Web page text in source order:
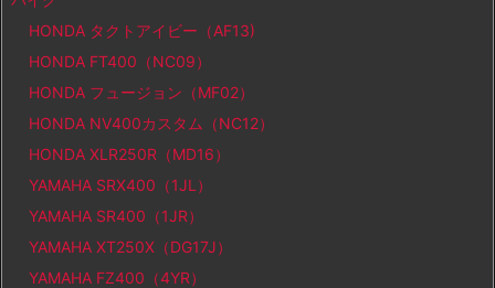
HONDA タクトアイビー（AF13)
HONDA FT400（NC09）
HONDA フュージョン（MF02）
HONDA NV400カスタム（NC12）
HONDA XLR250R（MD16）
YAMAHA SRX400（1JL）
YAMAHA SR400（1JR）
YAMAHA XT250X（DG17J）
YAMAHA FZ400（4YR）